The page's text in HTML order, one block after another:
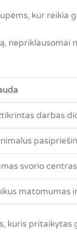
kur reikia
nepriklausomai
darbas
svorio
matomumas
kuris pritaikytas